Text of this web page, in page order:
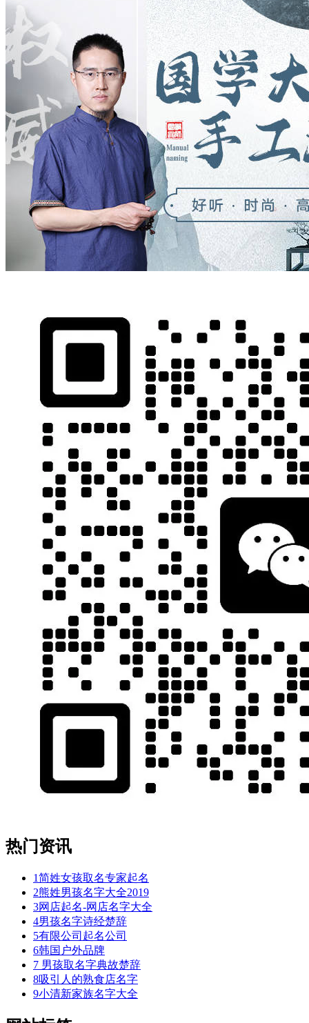
热门资讯
1简姓女孩取名专家起名
2熊姓男孩名字大全2019
3网店起名-网店名字大全
4男孩名字诗经楚辞
5有限公司起名公司
6韩国户外品牌
7 男孩取名字典故楚辞
8吸引人的熟食店名字
9小清新家族名字大全